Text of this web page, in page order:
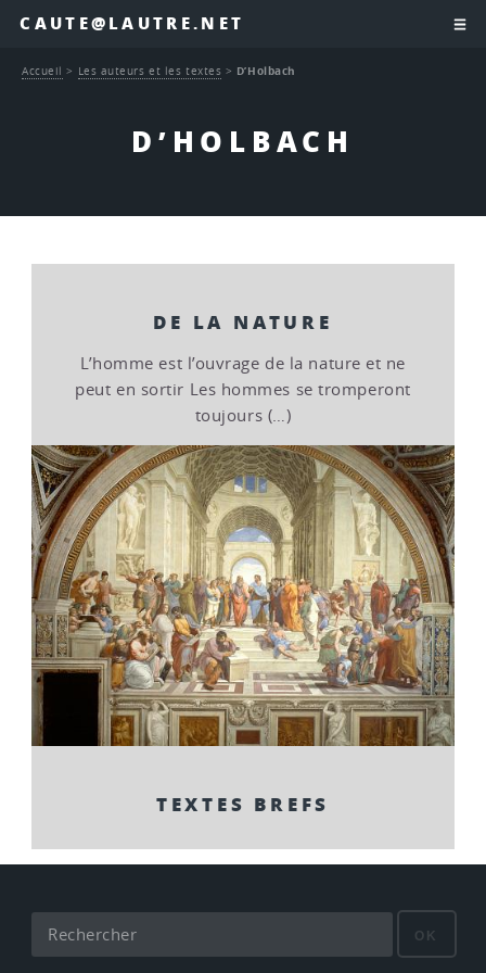
CAUTE@LAUTRE.NET
D’HOLBACH
Accueil > Les auteurs et les textes > D’Holbach
DE LA NATURE
L’homme est l’ouvrage de la nature et ne
peut en sortir Les hommes se tromperont
toujours (…)
TEXTES BREFS
OK